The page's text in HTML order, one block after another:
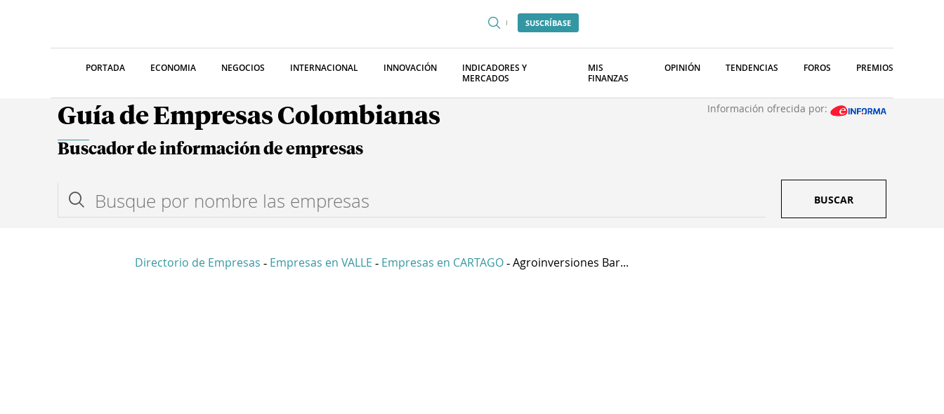
SUSCRÍBASE
PORTADA ECONOMIA NEGOCIOS INTERNACIONAL INNOVACIÓN
INDICADORES Y
MERCADOS
MIS
FINANZAS
OPINIÓN TENDENCIAS FOROS PREMIOS
Guía de Empresas Colombianas Información ofrecida por:
Buscador de información de empresas
BUSCAR
Directorio de Empresas - Empresas en VALLE - Empresas en CARTAGO - Agroinversiones Bar...